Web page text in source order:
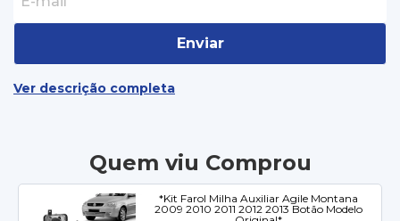
Enviar
Ver descrição completa
Quem viu Comprou
*Kit Farol Milha Auxiliar Agile Montana
2009 2010 2011 2012 2013 Botão Modelo